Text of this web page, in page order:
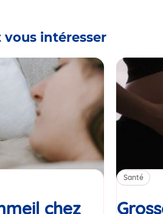
vous intéresser
chez
Santé